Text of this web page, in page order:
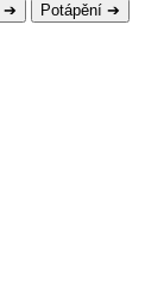
➔ Potápění ➔